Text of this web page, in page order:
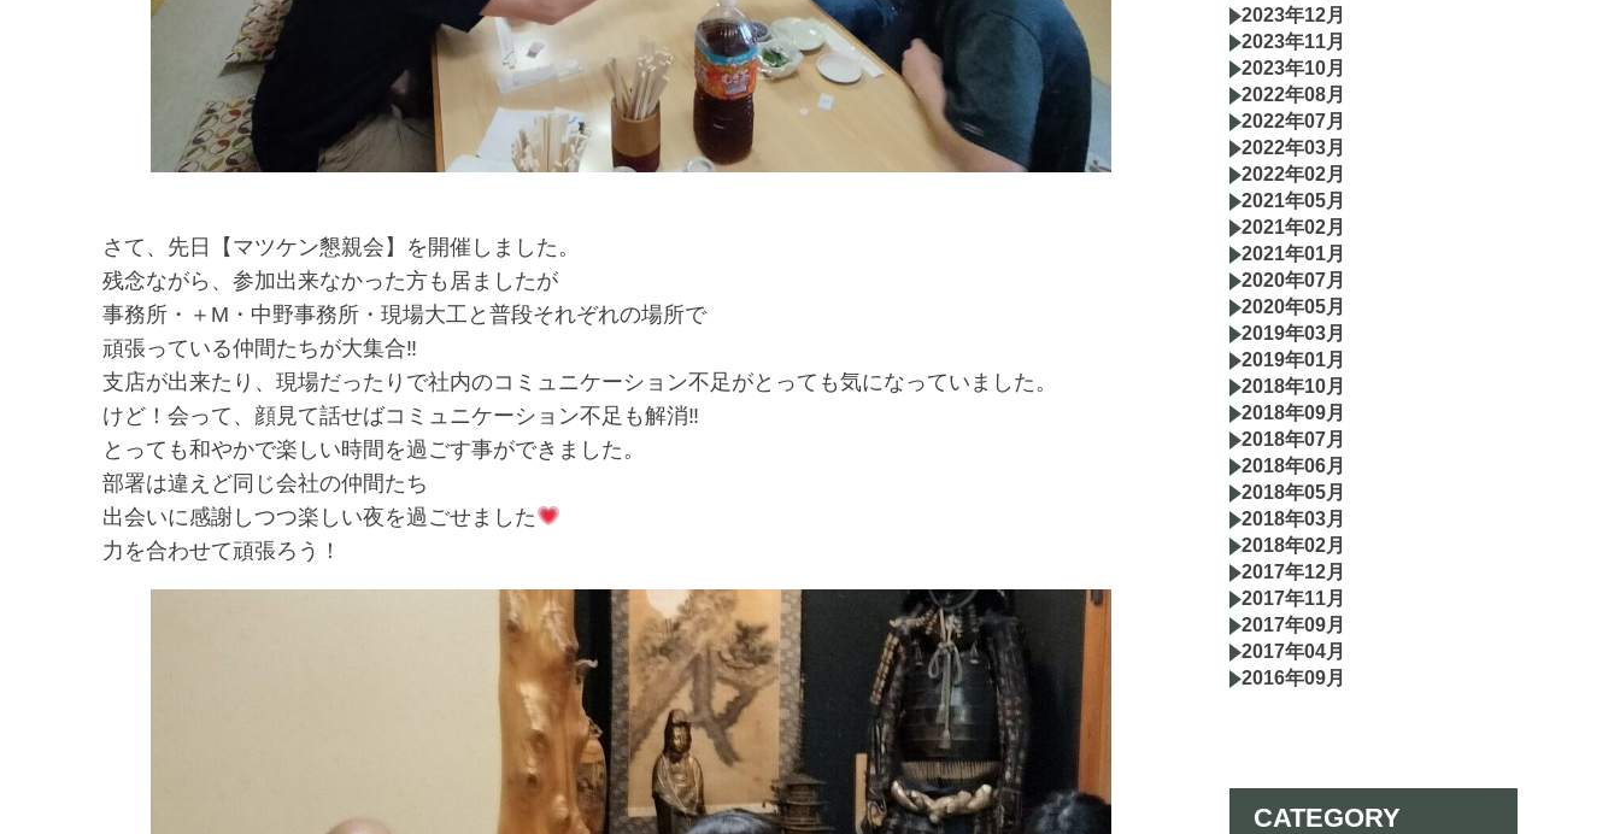
さて、先日【マツケン懇親会】を開催しました。
残念ながら、参加出来なかった方も居ましたが
事務所・＋М・中野事務所・現場大工と普段それぞれの場所で
頑張っている仲間たちが大集合‼
支店が出来たり、現場だったりで社内のコミュニケーション不足がとっても気になっていました。
けど！会って、顔見て話せばコミュニケーション不足も解消‼
とっても和やかで楽しい時間を過ごす事ができました。
部署は違えど同じ会社の仲間たち
出会いに感謝しつつ楽しい夜を過ごせました
力を合わせて頑張ろう！
2023年12月
2023年11月
2023年10月
2022年08月
2022年07月
2022年03月
2022年02月
2021年05月
2021年02月
2021年01月
2020年07月
2020年05月
2019年03月
2019年01月
2018年10月
2018年09月
2018年07月
2018年06月
2018年05月
2018年03月
2018年02月
2017年12月
2017年11月
2017年09月
2017年04月
2016年09月
CATEGORY